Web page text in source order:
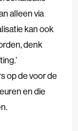
alleen via
kan ook
denk
op de voor de
en die